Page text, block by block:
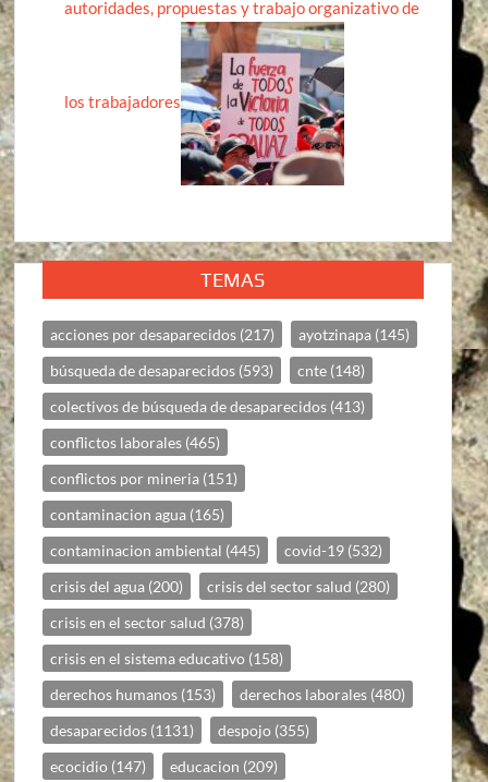
autoridades, propuestas y trabajo organizativo de
los trabajadores
TEMAS
acciones por desaparecidos (217) ayotzinapa (145)
búsqueda de desaparecidos (593) cnte (148)
colectivos de búsqueda de desaparecidos (413)
conflictos laborales (465)
conflictos por mineria (151)
contaminacion agua (165)
contaminacion ambiental (445) covid-19 (532)
crisis del agua (200) crisis del sector salud (280)
crisis en el sector salud (378)
crisis en el sistema educativo (158)
derechos humanos (153) derechos laborales (480)
desaparecidos (1131) despojo (355)
ecocidio (147) educacion (209)